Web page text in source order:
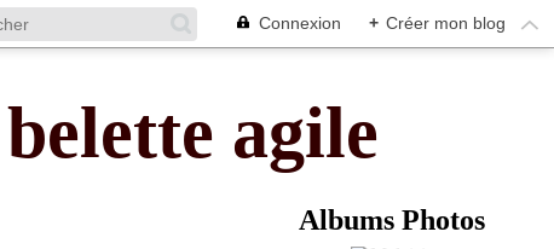
Connexion + Créer mon blog
agile
Albums Photos